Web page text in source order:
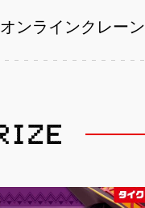
オンラインクレーン